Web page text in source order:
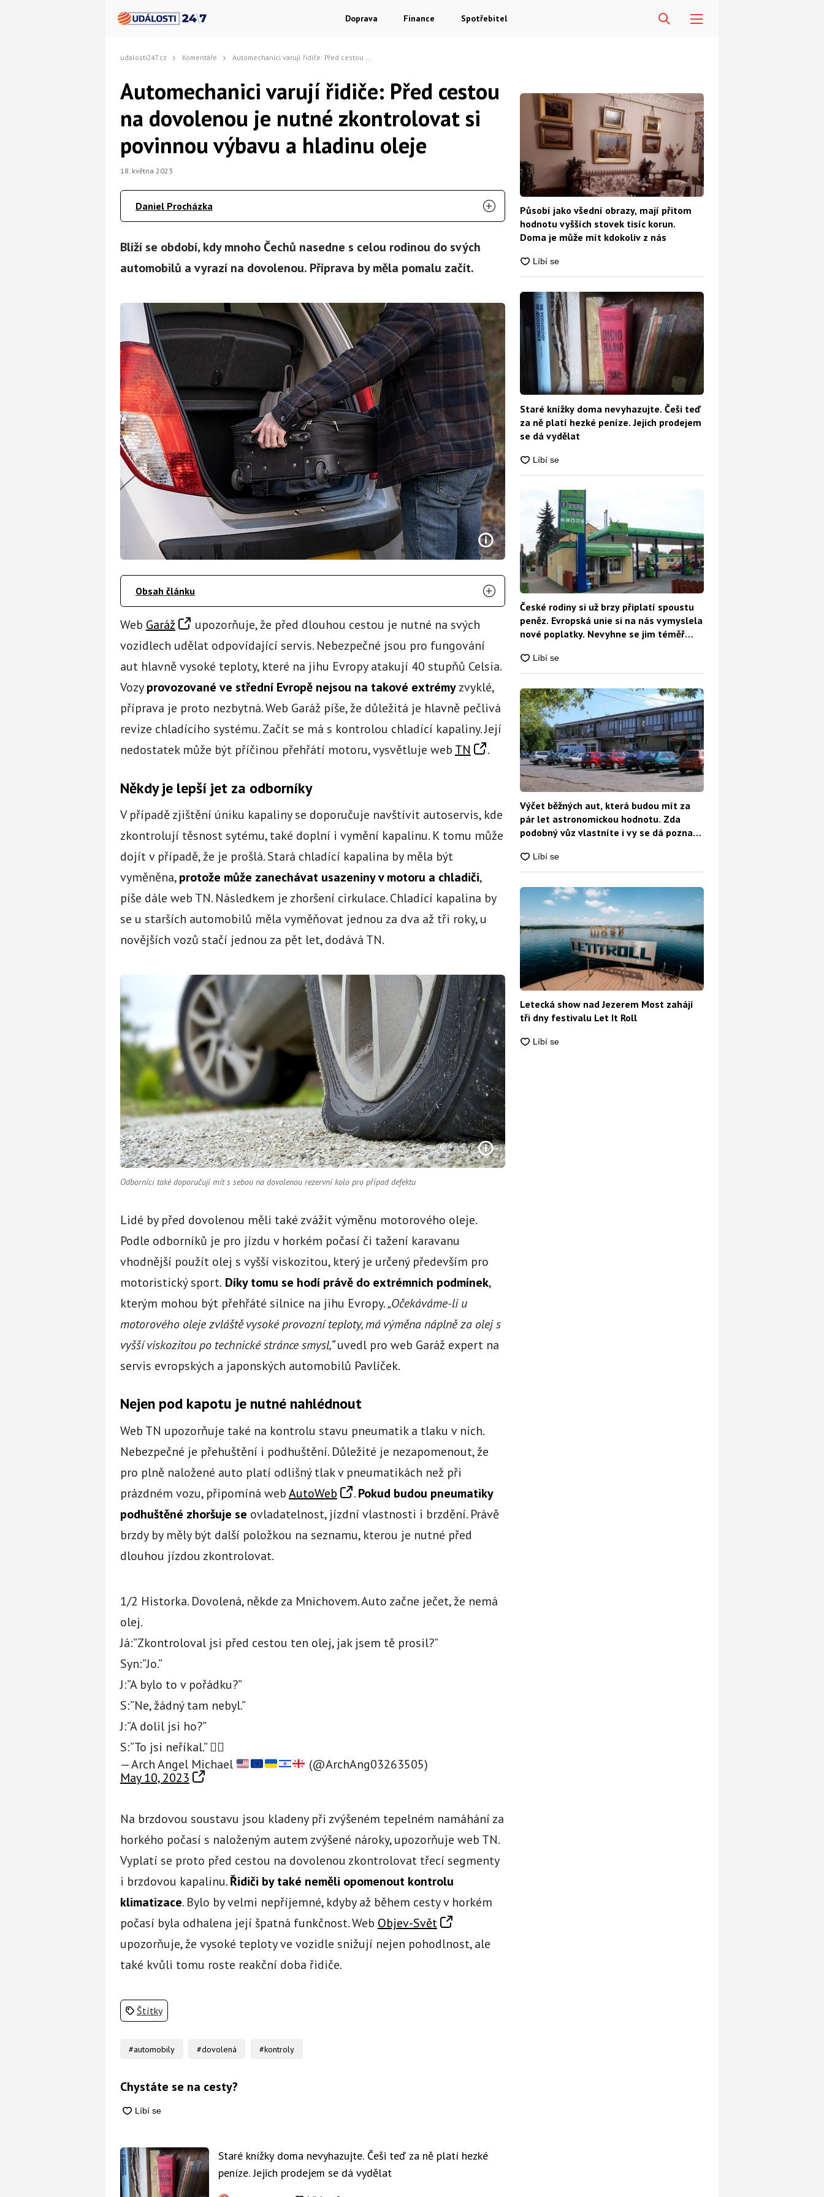
Doprava Finance Spotřebitel
udalosti247.cz Komentáře Automechanici varují řidiče: Před cestou na dovolenou je nutné zkontrolovat si povinnou výbavu a hladinu oleje
Automechanici varují řidiče: Před cestou
na dovolenou je nutné zkontrolovat si
povinnou výbavu a hladinu oleje
18. května 2023
Daniel Procházka
Blíží se období, kdy mnoho Čechů nasedne s celou rodinou do svých
automobilů a vyrazí na dovolenou. Příprava by měla pomalu začít.
Obsah článku
Web Garáž
upozorňuje, že před dlouhou cestou je nutné na svých
vozidlech udělat odpovídající servis. Nebezpečné jsou pro fungování
aut hlavně vysoké teploty, které na jihu Evropy atakují 40 stupňů Celsia.
Vozyprovozované ve střední Evropě nejsou na takové extrémyzvyklé,
příprava je proto nezbytná. Web Garáž píše, že důležitá je hlavně pečlivá
revize chladícího systému. Začít se má s kontrolou chladící kapaliny. Její
nedostatek může být příčinou přehřátí motoru, vysvětluje web TN .
Někdy je lepší jet za odborníky
V případě zjištění úniku kapaliny se doporučuje navštívit autoservis, kde
zkontrolují těsnost sytému, také doplní i vymění kapalinu. K tomu může
dojít v případě, že je prošlá. Stará chladící kapalina by měla být
vyměněna,protože může zanechávat usazeniny v motoru a chladiči,
píše dále web TN. Následkem je zhoršení cirkulace. Chladící kapalina by
se u starších automobilů měla vyměňovat jednou za dva až tři roky, u
novějších vozů stačí jednou za pět let, dodává TN.
Odborníci také doporučují mít s sebou na dovolenou rezervní kolo pro případ defektu
Lidé by před dovolenou měli také zvážit výměnu motorového oleje.
Podle odborníků je pro jízdu v horkém počasí či tažení karavanu
vhodnější použít olej s vyšší viskozitou, který je určený především pro
motoristický sport. Díky tomu se hodí právě do extrémních podmínek,
kterým mohou být přehřáté silnice na jihu Evropy.„Očekáváme-li u
motorového oleje zvláště vysoké provozní teploty, má výměna náplně za olej s
vyšší viskozitou po technické stránce smysl,“uvedl pro web Garáž expert na
servis evropských a japonských automobilů Pavlíček.
Nejen pod kapotu je nutné nahlédnout
Web TN upozorňuje také na kontrolu stavu pneumatik a tlaku v nich.
Nebezpečné je přehuštění i podhuštění. Důležité je nezapomenout, že
pro plně naložené auto platí odlišný tlak v pneumatikách než při
prázdném vozu, připomíná webAutoWeb .Pokud budou pneumatiky
podhuštěné zhoršuje se ovladatelnost, jízdní vlastnosti i brzdění. Právě
brzdy by měly být další položkou na seznamu, kterou je nutné před
dlouhou jízdou zkontrolovat.
1/2 Historka. Dovolená, někde za Mnichovem. Auto začne ječet, že nemá
olej.
Já:”Zkontroloval jsi před cestou ten olej, jak jsem tě prosil?”
Syn:”Jo.”
J:”A bylo to v pořádku?”
S:”Ne, žádný tam nebyl.”
J:”A dolil jsi ho?”
S:”To jsi neříkal.” 🤷‍♂️
— Arch Angel Michael
(@ArchAng03263505)
May 10, 2023
Na brzdovou soustavu jsou kladeny při zvýšeném tepelném namáhání za
horkého počasí s naloženým autem zvýšené nároky, upozorňuje web TN.
Vyplatí se proto před cestou na dovolenou zkontrolovat třecí segmenty
i brzdovou kapalinu.Řidiči by také neměli opomenout kontrolu
klimatizace. Bylo by velmi nepříjemné, kdyby až během cesty v horkém
počasí byla odhalena její špatná funkčnost. Web Objev-Svět
upozorňuje, že vysoké teploty ve vozidle snižují nejen pohodlnost, ale
také kvůli tomu roste reakční doba řidiče.
Štítky
#automobily #dovolená #kontroly
Chystáte se na cesty?
Staré knížky doma nevyhazujte. Češi teď za ně platí hezké
peníze. Jejich prodejem se dá vydělat
Působí jako všední obrazy, mají přitom
hodnotu vyšších stovek tisíc korun.
Doma je může mít kdokoliv z nás
Staré knížky doma nevyhazujte. Češi teď
za ně platí hezké peníze. Jejich prodejem
se dá vydělat
České rodiny si už brzy připlatí spoustu
peněz. Evropská unie si na nás vymyslela
nové poplatky. Nevyhne se jim téměř
Výčet běžných aut, která budou mít za
pár let astronomickou hodnotu. Zda
podobný vůz vlastníte i vy se dá poznat
Letecká show nad Jezerem Most zahájí
tři dny festivalu Let It Roll